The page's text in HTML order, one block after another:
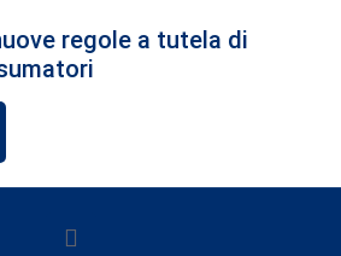
regole a tutela di